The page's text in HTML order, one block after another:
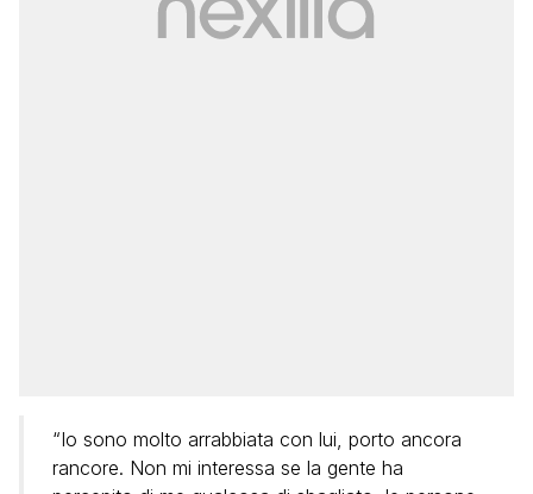
“Io sono molto arrabbiata con lui, porto ancora
rancore. Non mi interessa se la gente ha